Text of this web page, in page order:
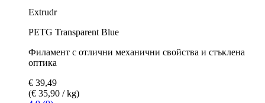
Extrudr
PETG Transparent Blue
Филамент с отлични механични свойства и стъклена
оптика
€ 39,49
(€ 35,90 / kg)